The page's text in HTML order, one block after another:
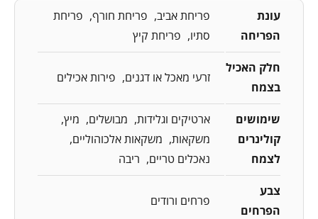
עונת
הפריחה
פריחת אביב פריחת חורף
פריחת
סתיו
פריחת קיץ
חלק האכיל
בצמח
זרעי מאכל או דגנים פירות אכילים
שימושים
קולינרים
לצמח
ארטיקים וגלידות מבושלים
מיץ
משקאות
משקאות אלכוהוליים
נאכלים טריים
ריבה
צבע
הפרחים
פרחים ורודים